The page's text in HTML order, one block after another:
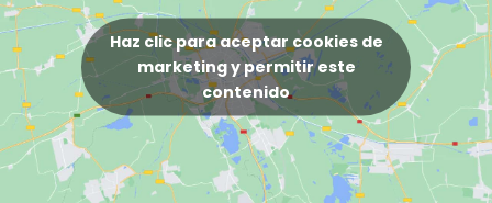
Haz clic para aceptar cookies de
marketing y permitir este
contenido